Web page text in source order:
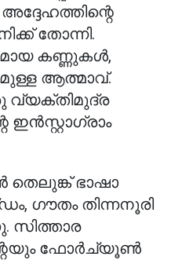
തോന്നി.
കണ്ണുകൾ,
ആത്മാവ്.
വ്യക്തിമുദ്ര
ഇൻസ്റ്റാഗ്രാം
തെലുങ്ക് ഭാഷാ
ഗൗതം തിന്നനൂരി
സിത്താര
ഫോർച്യൂൺ